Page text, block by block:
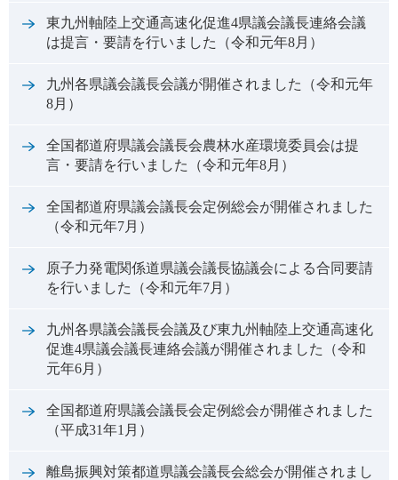
東九州軸陸上交通高速化促進4県議会議長連絡会議
は提言・要請を行いました（令和元年8月）
九州各県議会議長会議が開催されました（令和元年
8月）
全国都道府県議会議長会農林水産環境委員会は提
言・要請を行いました（令和元年8月）
全国都道府県議会議長会定例総会が開催されました
（令和元年7月）
原子力発電関係道県議会議長協議会による合同要請
を行いました（令和元年7月）
九州各県議会議長会議及び東九州軸陸上交通高速化
促進4県議会議長連絡会議が開催されました（令和
元年6月）
全国都道府県議会議長会定例総会が開催されました
（平成31年1月）
離島振興対策都道県議会議長会総会が開催されまし